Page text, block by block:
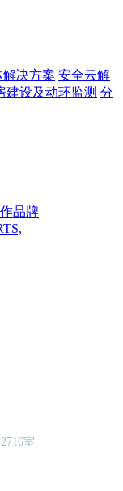
决方案 安全云解
建设及动环监测 分
品牌
室